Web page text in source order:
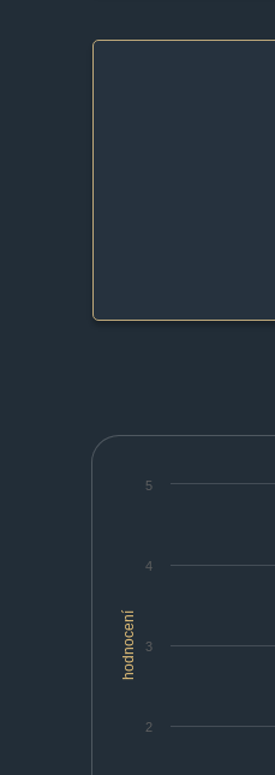
hodnocení
2
3
4
5